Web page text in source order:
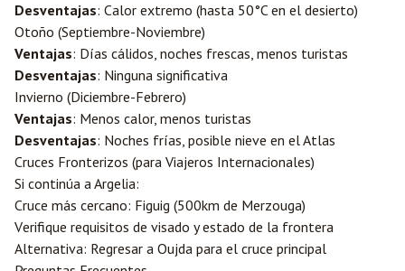
Desventajas: Calor extremo (hasta 50°C en el desierto)
Otoño (Septiembre-Noviembre)
Ventajas: Días cálidos, noches frescas, menos turistas
Desventajas: Ninguna significativa
Invierno (Diciembre-Febrero)
Ventajas: Menos calor, menos turistas
Desventajas: Noches frías, posible nieve en el Atlas
Cruces Fronterizos (para Viajeros Internacionales)
Si continúa a Argelia:
Cruce más cercano: Figuig (500km de Merzouga)
Verifique requisitos de visado y estado de la frontera
Alternativa: Regresar a Oujda para el cruce principal